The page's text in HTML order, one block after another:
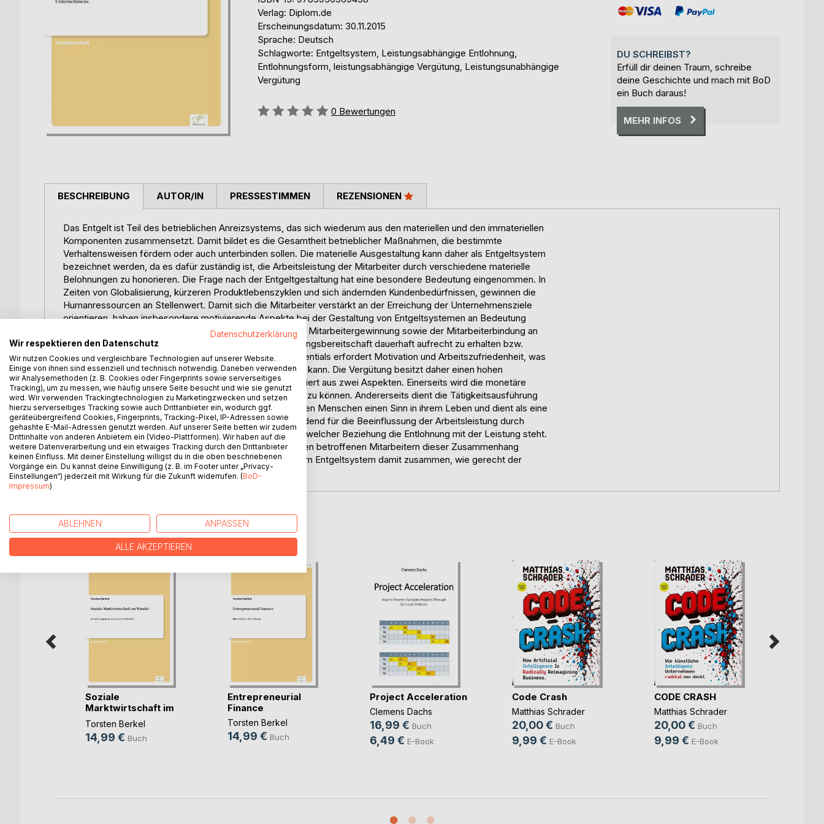
Verlag: Diplom.de
Erscheinungsdatum: 30.11.2015
Sprache: Deutsch
Schlagworte: Entgeltsystem, Leistungsabhängige Entlohnung,
Entlohnungsform, leistungsabhängige Vergütung, Leistungsunabhängige
Vergütung
Bewertung::
0 Bewertungen
DU SCHREIBST?
Erfüll dir deinen Traum, schreibe
deine Geschichte und mach mit BoD
ein Buch daraus!
MEHR INFOS
BESCHREIBUNG
Das Entgelt ist Teil des betrieblichen Anreizsystems, das sich wiederum aus den materiellen und den immateriellen
Komponenten zusammensetzt. Damit bildet es die Gesamtheit betrieblicher Maßnahmen, die bestimmte
Verhaltensweisen fördern oder auch unterbinden sollen. Die materielle Ausgestaltung kann daher als Entgeltsystem
bezeichnet werden, da es dafür zuständig ist, die Arbeitsleistung der Mitarbeiter durch verschiedene materielle
Belohnungen zu honorieren. Die Frage nach der Entgeltgestaltung hat eine besondere Bedeutung eingenommen. In
Zeiten von Globalisierung, kürzeren Produktlebenszyklen und sich ändernden Kundenbedürfnissen, gewinnen die
Humanressourcen an Stellenwert. Damit sich die Mitarbeiter verstärkt an der Erreichung der Unternehmensziele
orientieren, haben insbesondere motivierende Aspekte bei der Gestaltung von Entgeltsystemen an Bedeutung
zugenommen. Zum einen dient ein Vergütungssystem der Mitarbeitergewinnung sowie der Mitarbeiterbindung an
das Unternehmen. Zum anderen dient es dazu, ihre Leistungsbereitschaft dauerhaft aufrecht zu erhalten bzw.
weiterzuentwickeln. Die optimale Nutzung des Humanpotentials erfordert Motivation und Arbeitszufriedenheit, was
durch ein Entgelt- bzw. Anreizsystem geschaffen werden kann. Die Vergütung besitzt daher einen hohen
Stellenwert für einen Arbeitnehmer. Diese Tatsache resultiert aus zwei Aspekten. Einerseits wird die monetäre
Entlohnung benötigt, um die eigene Existenz sicherstellen zu können. Andererseits dient die Tätigkeitsausführung
der Erfüllung sozialer Bedürfnisse, denn oftmals gibt sie den Menschen einen Sinn in ihrem Leben und dient als eine
Art Belohnung der erbrachten Arbeitsleistungen. Entscheidend für die Beeinflussung der Arbeitsleistung durch
Entgeltsysteme ist neben der Höhe auch die Form, d.h. in welcher Beziehung die Entlohnung mit der Leistung steht.
Unter dem Motivationsaspekt gilt es zu beachten, dass den betroffenen Mitarbeitern dieser Zusammenhang
deutlich ist. Darüber hinaus hängt die Zufriedenheit mit dem Entgeltsystem damit zusammen, wie gerecht der
Mitarbeiter dieses empfindet.
AUTOR/IN PRESSESTIMMEN REZENSIONEN
WEITERE TITEL BEIBoD
Soziale
Marktwirtschaft im
Wandel
Torsten Berkel
14,99 € Buch
Entrepreneurial
Finance
Torsten Berkel
14,99 € Buch
Project Acceleration
Clemens Dachs
16,99 € Buch
6,49 € E-Book
Code Crash
Matthias Schrader
20,00 € Buch
9,99 € E-Book
CODE CRASH
Matthias Schrader
20,00 € Buch
9,99 € E-Book
Datenschutzerklärung
Wir respektieren den Datenschutz
Wir nutzen Cookies und vergleichbare Technologien auf unserer Website.
Einige von ihnen sind essenziell und technisch notwendig. Daneben verwenden
wir Analysemethoden (z. B. Cookies oder Fingerprints sowie serverseitiges
Tracking), um zu messen, wie häufig unsere Seite besucht und wie sie genutzt
wird. Wir verwenden Trackingtechnologien zu Marketingzwecken und setzen
hierzu serverseitiges Tracking sowie auch Drittanbieter ein, wodurch ggf.
geräteübergreifend Cookies, Fingerprints, Tracking-Pixel, IP-Adressen sowie
gehashte E-Mail-Adressen genutzt werden. Auf unserer Seite betten wir zudem
Drittinhalte von anderen Anbietern ein (Video-Plattformen). Wir haben auf die
weitere Datenverarbeitung und ein etwaiges Tracking durch den Drittanbieter
keinen Einfluss. Mit deiner Einstellung willigst du in die oben beschriebenen
Vorgänge ein. Du kannst deine Einwilligung (z. B. im Footer unter „Privacy-
Einstellungen“) jederzeit mit Wirkung für die Zukunft widerrufen. (BoD-
Impressum)
ABLEHNEN ANPASSEN
ALLE AKZEPTIEREN